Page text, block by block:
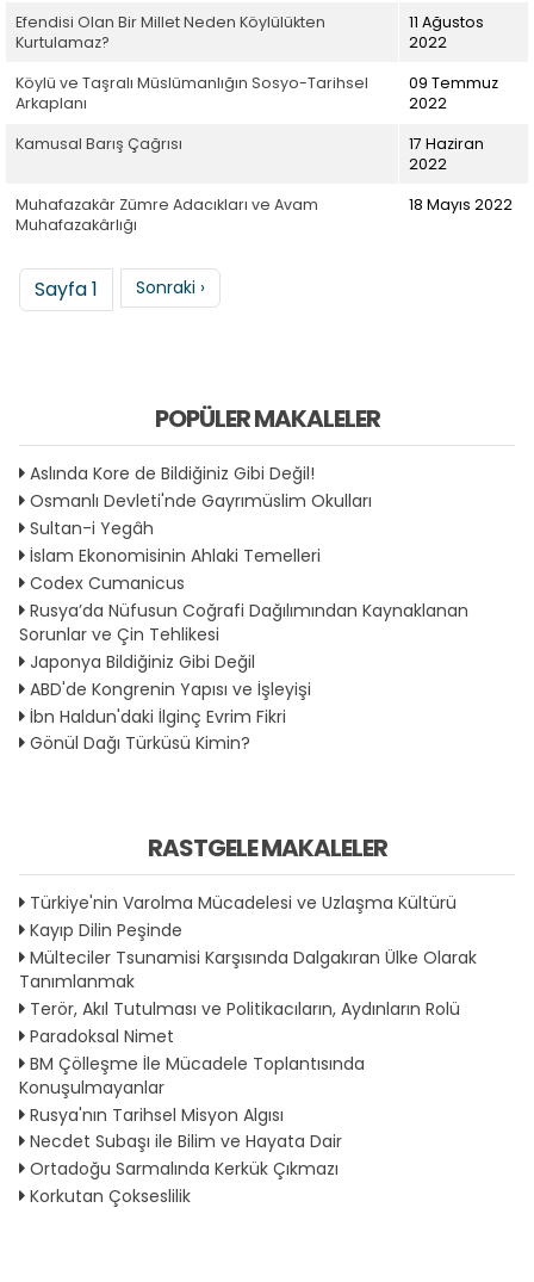
Efendisi Olan Bir Millet Neden Köylülükten
Kurtulamaz?
11 Ağustos
2022
Köylü ve Taşralı Müslümanlığın Sosyo-Tarihsel
Arkaplanı
09 Temmuz
2022
Kamusal Barış Çağrısı
17 Haziran
2022
Muhafazakâr Zümre Adacıkları ve Avam
Muhafazakârlığı
18 Mayıs 2022
Sayfalama
Sayfa 1 Sonraki sayfa
Sonraki ›
POPÜLER MAKALELER
Aslında Kore de Bildiğiniz Gibi Değil!
Osmanlı Devleti'nde Gayrımüslim Okulları
Sultan-i Yegâh
İslam Ekonomisinin Ahlaki Temelleri
Codex Cumanicus
Rusya’da Nüfusun Coğrafi Dağılımından Kaynaklanan
Sorunlar ve Çin Tehlikesi
Japonya Bildiğiniz Gibi Değil
ABD'de Kongrenin Yapısı ve İşleyişi
İbn Haldun'daki İlginç Evrim Fikri
Gönül Dağı Türküsü Kimin?
RASTGELE MAKALELER
Türkiye'nin Varolma Mücadelesi ve Uzlaşma Kültürü
Kayıp Dilin Peşinde
Mülteciler Tsunamisi Karşısında Dalgakıran Ülke Olarak
Tanımlanmak
Terör, Akıl Tutulması ve Politikacıların, Aydınların Rolü
Paradoksal Nimet
BM Çölleşme İle Mücadele Toplantısında
Konuşulmayanlar
Rusya'nın Tarihsel Misyon Algısı
Necdet Subaşı ile Bilim ve Hayata Dair
Ortadoğu Sarmalında Kerkük Çıkmazı
Korkutan Çokseslilik